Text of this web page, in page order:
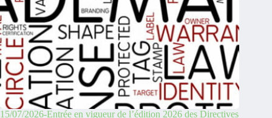
15/07/2026-Entrée en vigueur de l’édition 2026 des Directives